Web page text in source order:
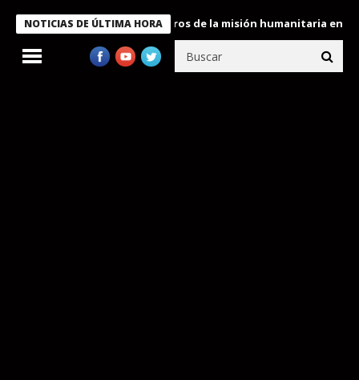
NOTICIAS DE ÚLTIMA HORA
condecora a miembros de la misión humanitaria enviada a